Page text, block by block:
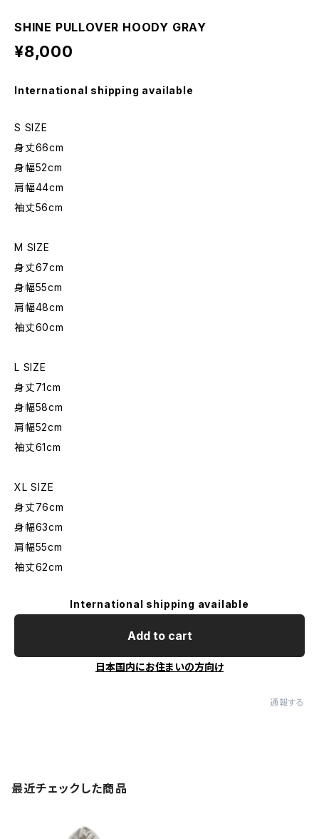
SHINE PULLOVER HOODY GRAY
¥8,000
International shipping available
S SIZE
身丈66cm
身幅52cm
肩幅44cm
袖丈56cm
M SIZE
身丈67cm
身幅55cm
肩幅48cm
袖丈60cm
L SIZE
身丈71cm
身幅58cm
肩幅52cm
袖丈61cm
XL SIZE
身丈76cm
身幅63cm
肩幅55cm
袖丈62cm
International shipping available
Add to cart
日本国内にお住まいの方向け
通報する
最近チェックした商品